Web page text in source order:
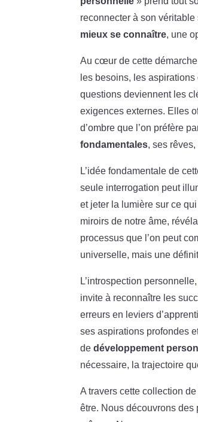
reconnecter à son véritable
mieux se connaître, une
Au cœur de cette
les besoins, les
questions deviennent les
exigences externes. Elles
d’ombre que l’on préfère
fondamentales, ses
L’idée fondamentale de
seule interrogation peut
et jeter la lumière sur ce
miroirs de notre âme,
processus que l’on peut
universelle, mais une
L’introspection
invite à reconnaître les
erreurs en leviers
ses aspirations profondes
dedéveloppement
nécessaire, la trajectoire
A travers cette collection
être. Nous découvrons des